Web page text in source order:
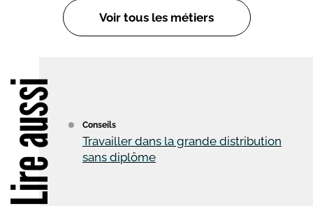
Voir tous les métiers
Conseils
Travailler dans la grande distribution
sans diplôme